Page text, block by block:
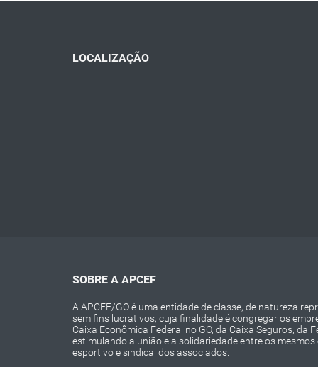
LOCALIZAÇÃO
SOBRE A APCEF
A APCEF/GO é uma entidade de classe, de natureza
sem fins lucrativos, cuja finalidade é congregar os
Caixa Econômica Federal no GO, da Caixa Seguros, da
estimulando a união e a solidariedade entre os
esportivo e sindical dos associados.